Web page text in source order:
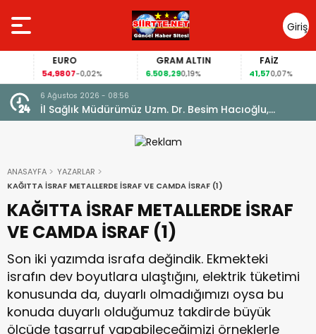
Giriş
Yap
EURO
54,9807-0,02%
GRAM ALTIN
6.508,290,19% 0,07%
6 Ağustos 2026 - 08:56
İl Sağlık Müdürümüz Uzm. Dr. Besim Hacıoğlu,
Kurtalan Sağlıklı Hayat Merkezini Ziyaret Etti
ANASAYFA
YAZARLAR
KAĞITTA İSRAF METALLERDE İSRAF VE CAMDA İSRAF (1)
KAĞITTA İSRAF METALLERDE İSRAF
VE CAMDA İSRAF (1)
Son iki yazımda israfa değindik. Ekmekteki
israfın dev boyutlara ulaştığını, elektrik tüketimi
konusunda da, duyarlı olmadığımızı oysa bu
konuda duyarlı olduğumuz takdirde büyük
ölçüde tasarruf yapabileceğimizi örneklerle